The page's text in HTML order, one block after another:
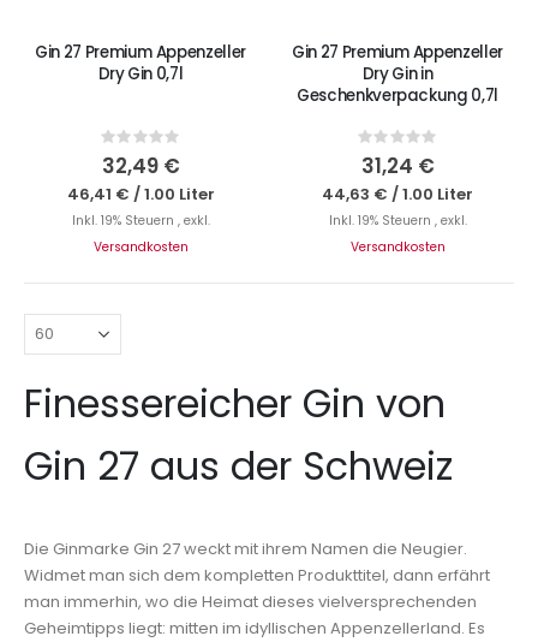
Gin 27 Premium Appenzeller
Dry Gin 0,7l
Rating:
0%
32,49 €
46,41 € /1.00 Liter
Inkl. 19% Steuern , exkl.
Versandkosten
Gin 27 Premium Appenzeller
Dry Gin in
Geschenkverpackung 0,7l
Rating:
0%
31,24 €
44,63 € /1.00 Liter
Inkl. 19% Steuern , exkl.
Versandkosten
Finessereicher Gin von
Gin 27 aus der Schweiz
Die Ginmarke Gin 27 weckt mit ihrem Namen die Neugier.
Widmet man sich dem kompletten Produkttitel, dann erfährt
man immerhin, wo die Heimat dieses vielversprechenden
Geheimtipps liegt: mitten im idyllischen Appenzellerland. Es